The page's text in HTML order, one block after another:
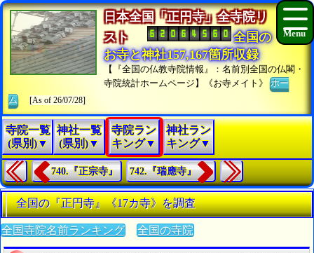
日本全国「正円寺」全寺院リ
スト
全国の
お寺と神社157,167箇所収録
【『全国の仏教寺院情報』：名前別全国の仏閣・
寺院統計ホームページ】《お寺メイト》ホー
ム
[As of 26/07/28]
寺院一覧
(県別)▼
神社一覧
(県別)▼
寺院ラン
キング▼
神社ラン
キング▼
740.『正宗寺』 742.『瑞應寺』
全国の『正円寺』《17カ寺》を調査
全国寺院名前ランキング 全国の寺院